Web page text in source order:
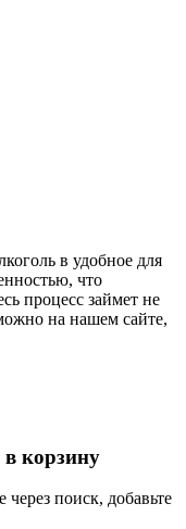
в удобное для
что
процесс займет не
на нашем сайте,
в корзину
через поиск, добавьте